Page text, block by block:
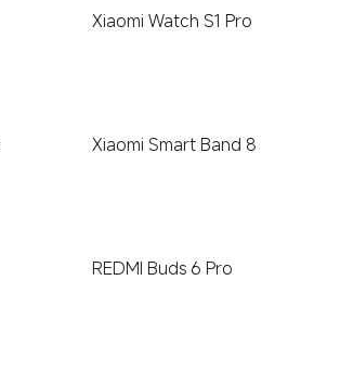
Xiaomi Watch S1 Pro
Xiaomi Smart Band 8
REDMI Buds 6 Pro